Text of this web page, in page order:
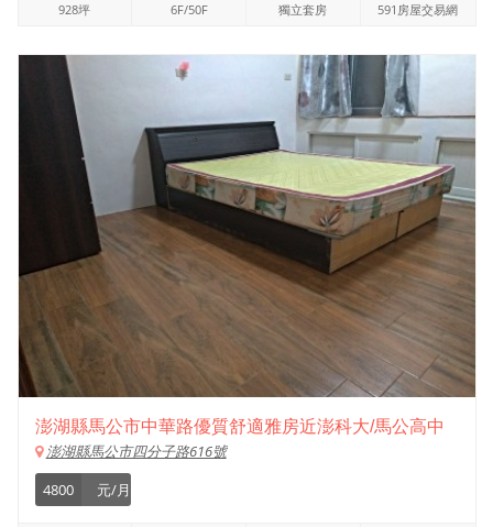
928坪 6F/50F 獨立套房 591房屋交易網
澎湖縣馬公市中華路優質舒適雅房近澎科大/馬公高中
澎湖縣馬公市四分子路616號
4800
元/月